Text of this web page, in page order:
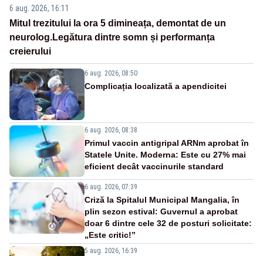
6 aug. 2026, 16:11
Mitul trezitului la ora 5 dimineața, demontat de un
neurolog.Legătura dintre somn și performanța
creierului
6 aug. 2026, 08:50
Complicația localizată a apendicitei
6 aug. 2026, 08:38
Primul vaccin antigripal ARNm aprobat în
Statele Unite. Moderna: Este cu 27% mai
eficient decât vaccinurile standard
6 aug. 2026, 07:39
Criză la Spitalul Municipal Mangalia, în
plin sezon estival: Guvernul a aprobat
doar 6 dintre cele 32 de posturi solicitate:
„Este critic!”
5 aug. 2026, 16:39